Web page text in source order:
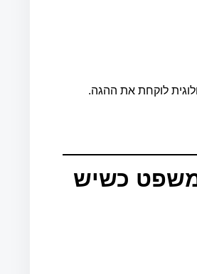
לוקחת את ההגה.
משפט כשיש